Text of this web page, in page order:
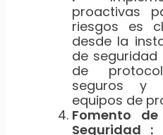
proactivas
riesgos es
desde la
de
de
seguros y
equipos de
Fomento
Seguridad :